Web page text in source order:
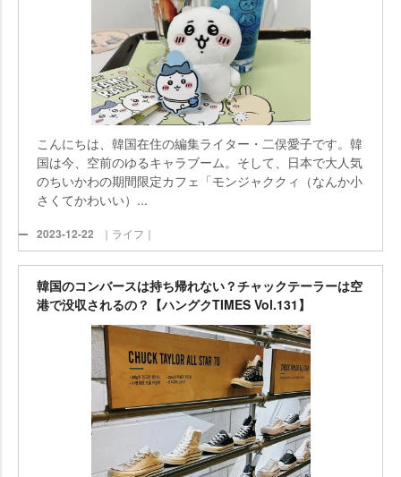
こんにちは、韓国在住の編集ライター・二俣愛子です。韓
国は今、空前のゆるキャラブーム。そして、日本で大人気
のちいかわの期間限定カフェ「モンジャククィ（なんか小
さくてかわいい）...
2023-12-22 ｜ライフ｜
韓国のコンバースは持ち帰れない？チャックテーラーは空
港で没収されるの？【ハングクTIMES Vol.131】